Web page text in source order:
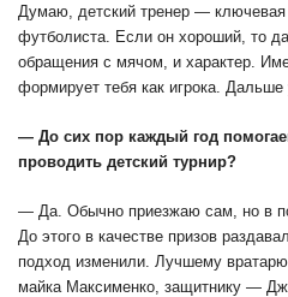
Думаю, детский тренер —
футболиста. Если он хороший, то
обращения с мячом, и характер.
формирует тебя как игрока.
— До сих пор каждый год
проводить детский турнир?
— Да. Обычно приезжаю сам, но в
До этого в качестве призов
подход изменили. Лучшему
майка Максименко, защитнику —